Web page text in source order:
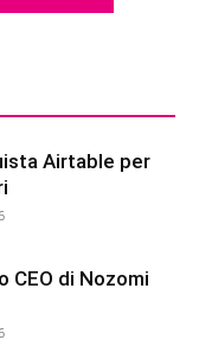
Airtable per
CEO di Nozomi